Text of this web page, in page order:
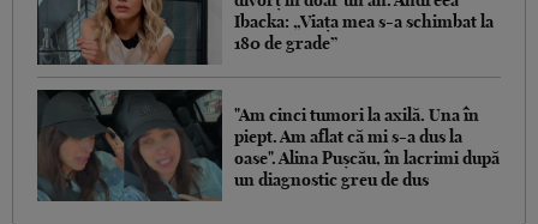
Ibacka: „Viața mea s-a schimbat la
180 de grade”
"Am cinci tumori la axilă. Una în
piept. Am aflat că mi s-a dus la
oase". Alina Pușcău, în lacrimi după
un diagnostic greu de dus